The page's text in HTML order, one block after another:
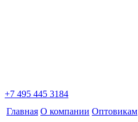
+7 495 445 3184
Главная О компании Оптовикам